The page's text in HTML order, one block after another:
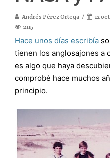
Andrés Pérez Ortega 12
2115
Hace unos días escribía
tienen los anglosajones a
es algo que haya
comprobé hace muchos
principio.